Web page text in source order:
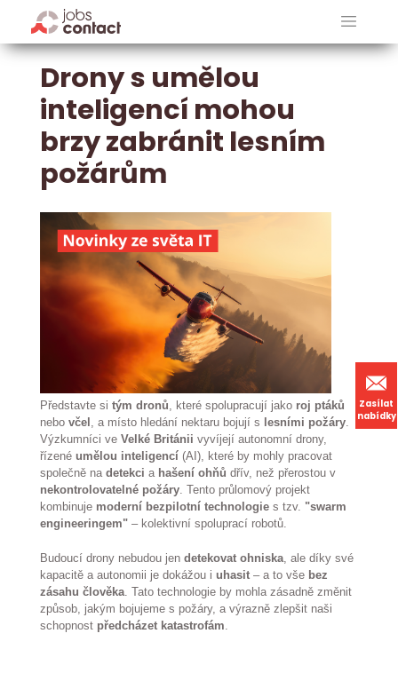
Zasílat
nabídky
Drony s umělou
inteligencí mohou
brzy zabránit lesním
požárům
Představte sitým dronů, které spolupracují jako roj ptáků
nebovčel , a místo hledání nektaru bojují s lesními požáry.
Výzkumníci veVelké Británii vyvíjejí autonomní drony,
řízenéumělou inteligencí (AI), které by mohly pracovat
společně nadetekci a hašení ohňů dřív, než přerostou v
nekontrolovatelné požáry. Tento průlomový projekt
kombinuje moderní bezpilotní technologie s tzv. "swarm
engineeringem" – kolektivní spoluprací robotů.
Budoucí drony nebudou jendetekovat ohniska, ale díky své
kapacitě a autonomii je dokážou iuhasit – a to vše bez
zásahu člověka. Tato technologie by mohla zásadně změnit
způsob, jakým bojujeme s požáry, a výrazně zlepšit naši
schopnost předcházet katastrofám.